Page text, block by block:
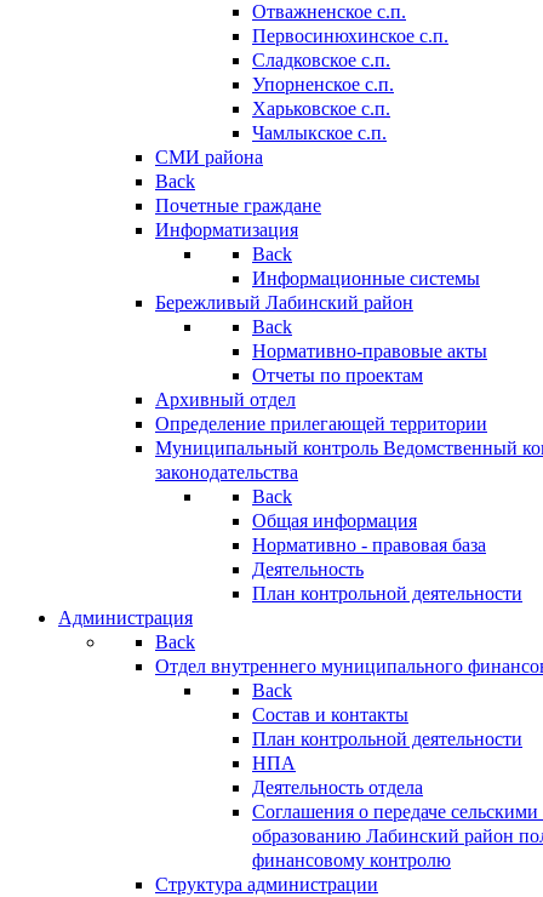
Отважненское с.п.
Первосинюхинское с.п.
Сладковское с.п.
Упорненское с.п.
Харьковское с.п.
Чамлыкское с.п.
СМИ района
Back
Почетные граждане
Информатизация
Back
Информационные системы
Бережливый Лабинский район
Back
Нормативно-правовые акты
Отчеты по проектам
Архивный отдел
Определение прилегающей территории
Муниципальный контроль Ведомственный
законодательства
Back
Общая информация
Нормативно - правовая база
Деятельность
План контрольной деятельности
Администрация
Back
Отдел внутреннего муниципального
Back
Состав и контакты
План контрольной деятельности
НПА
Деятельность отдела
Соглашения о передаче
образованию Лабинский район
финансовому контролю
Структура администрации